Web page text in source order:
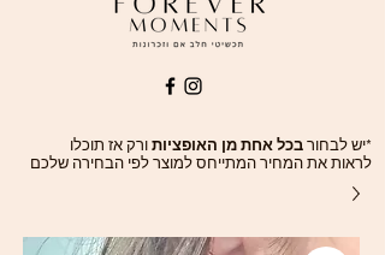
*יש לבחור בכל אחת מן האופציות ורק אז תוכלו
לראות את המחיר המתייחס למוצר לפי הבחירה שלכם